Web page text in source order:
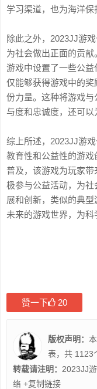
学习渠道，也为海洋保
除此之外，2023JJ游
为社会做出正面的贡
游戏中设置了一些公
仅能够获得游戏中的
份力量。这种将游戏
与度和忠诚度，还可以
综上所述，2023JJ游
教育性和公益性的游
普及，该游戏为玩家
极参与公益活动，为
展和创新，类似的典
未来的游戏世界，为科
赞一下 20
版权声明：
表，共 1123
转载请注明： 2023JJ
络 +复制链接